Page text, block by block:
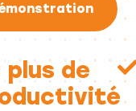
plus de